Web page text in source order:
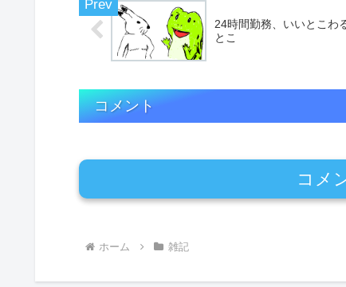
24時間勤務、いいとこわ
とこ
コメント
コメ
ホーム 雑記